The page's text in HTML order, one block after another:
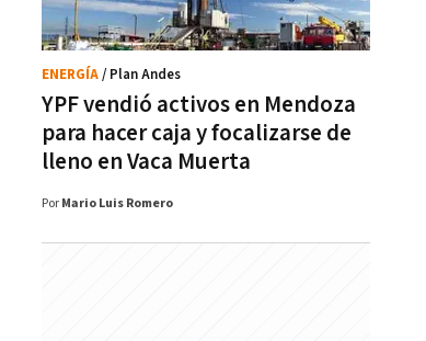
YPF vendió activos en Mendoza
para hacer caja y focalizarse de
lleno en Vaca Muerta
ENERGÍA/ Plan Andes
Por Mario Luis Romero